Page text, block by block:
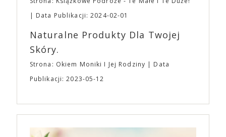
Data Publikacji: 2024-02-01
Naturalne Produkty Dla Twojej
Skóry.
Strona: Okiem Moniki I Jej Rodziny
Data
Publikacji: 2023-05-12